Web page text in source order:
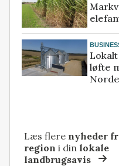
løfte
Læs flere nyheder
region i dinlokale
landbrugsavis